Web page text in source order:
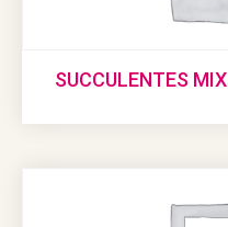
SUCCULENTES MIX